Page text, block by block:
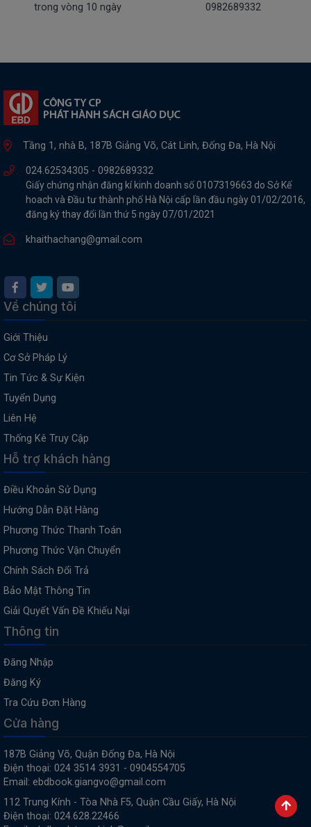
trong vòng 10 ngày 0982689332
Tầng 1, nhà B, 187B Giảng Võ, Cát Linh, Đống Đa, Hà Nội
024.62534305 - 0982689332
Giấy chứng nhận đăng kí kinh doanh số 0107319663 do Sở Kế
hoach và Đầu tư thành phố Hà Nội cấp lần đầu ngày 01/02/2016,
đăng ký thay đổi lần thứ 5 ngày 07/01/2021
khaithachang@gmail.com
Về chúng tôi
Giới Thiệu
Cơ Sở Pháp Lý
Tin Tức & Sự Kiện
Tuyển Dụng
Liên Hệ
Thống Kê Truy Cập
Hỗ trợ khách hàng
Điều Khoản Sử Dụng
Hướng Dẫn Đặt Hàng
Phương Thức Thanh Toán
Phương Thức Vận Chuyển
Chính Sách Đổi Trả
Bảo Mật Thông Tin
Giải Quyết Vấn Đề Khiếu Nại
Thông tin
Đăng Nhập
Đăng Ký
Tra Cứu Đơn Hàng
Cửa hàng
187B Giảng Võ, Quận Đống Đa, Hà Nội
Điện thoại: 024 3514 3931 - 0904554705
Email: ebdbook.giangvo@gmail.com
112 Trung Kính - Tòa Nhà F5, Quận Cầu Giấy, Hà Nội
Điện thoại: 024.628.22466